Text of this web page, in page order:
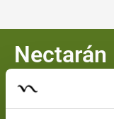
Nectarán
NECTARÁN, una
empresa familiar